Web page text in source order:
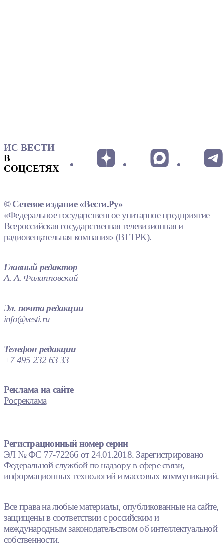
ИС ВЕСТИ
В
СОЦСЕТЯХ
© Сетевое издание «Вести.Ру»
«Федеральное государственное унитарное предприятие
Всероссийская государственная телевизионная и
радиовещательная компания» (ВГТРК).
Главный редактор
А. А. Филипповский
Эл. почта редакции
info@vesti.ru
Телефон редакции
+7 495 232 63 33
Реклама на сайте
Росреклама
Регистрационный номер серии
ЭЛ № ФС 77-72266 от 24.01.2018. Зарегистрировано
Федеральной службой по надзору в сфере связи,
информационных технологий и массовых коммуникаций.
Все права на любые материалы, опубликованные на сайте,
защищены в соответствии с российским и
международным законодательством об интеллектуальной
собственности.